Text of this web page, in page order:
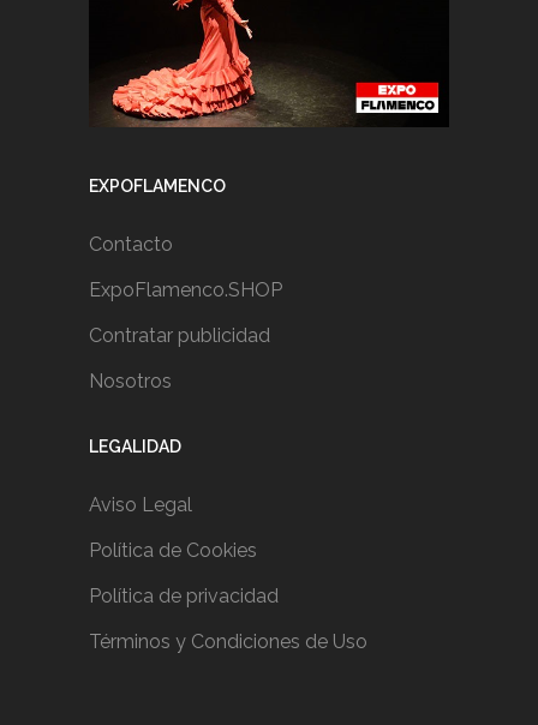
EXPOFLAMENCO
Contacto
ExpoFlamenco.SHOP
Contratar publicidad
Nosotros
LEGALIDAD
Aviso Legal
Política de Cookies
Política de privacidad
Términos y Condiciones de Uso